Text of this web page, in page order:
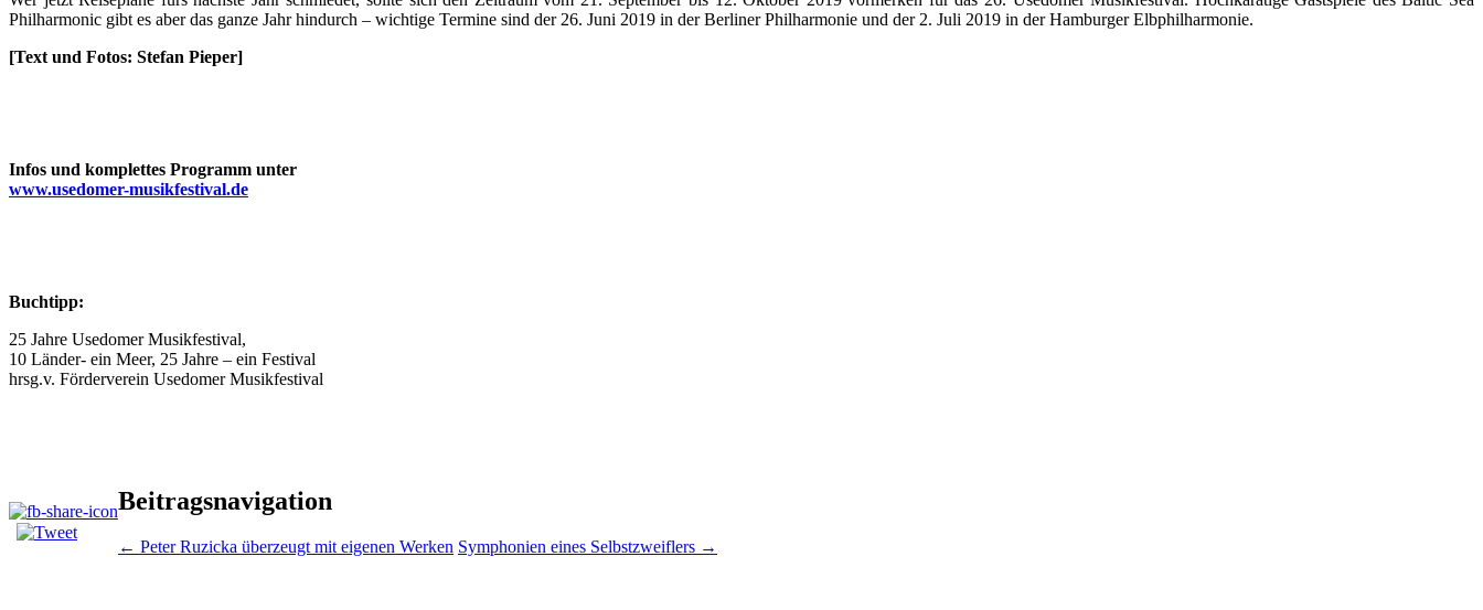
Philharmonic gibt es aber das ganze Jahr hindurch – wichtige Termine sind der 26. Juni 2019 in der Berliner Philharmonie und der 2. Juli 2019 in der Hamburger Elbphilharmonie.
[Text und Fotos: Stefan Pieper]
Infos und komplettes Programm unter
www.usedomer-musikfestival.de
Buchtipp:
25 Jahre Usedomer Musikfestival,
10 Länder- ein Meer, 25 Jahre – ein Festival
hrsg.v. Förderverein Usedomer Musikfestival
Beitragsnavigation
← Peter Ruzicka überzeugt mit eigenen Werken Symphonien eines Selbstzweiflers →